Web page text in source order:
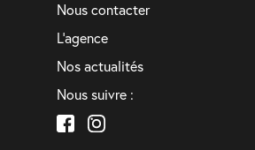
Nous contacter
L'agence
Nos actualités
Nous suivre :